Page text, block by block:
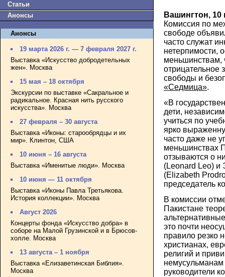
Статьи
Анонсы
Анонсы
19 марта 2026 г. — 7 февраля 2027 г.
Выставка «Искусство добродетельных
жен». Москва
15 мая – 18 октября
Экскурсии по выставке «Сакральное и
радикальное. Красная нить русского
искусства». Москва
27 февраля – 30 августа
Выставка «Иконы: старообрядцы и их
мир». Клинтон, США
10 июня – 16 августа
Выставка «Именитые люди». Москва
10 июня — 11 октября
Выставка «Иконы Павла Третьякова.
История коллекции». Москва
Август 2026
Концерты фонда «Искусство добра» в
соборе на Малой Грузинской и в Брюсов-
холле. Москва
13 августа – 1 ноября
Выставка «Елизаветинская Библия».
Москва
Вашингтон, 10
Комиссия по
свободе
часто служат
нетерпимости,
меньшинствам,
отрицательное
свободы и
«Седмица».
«В
дети,
учиться по
ярко
часто даже не
меньшинствах
отзываются о
(Leonard Leo) и
(Elizabeth
председатель
В комиссии
Пакистане
это почти
правило резко
христианах,
религий и
руководители